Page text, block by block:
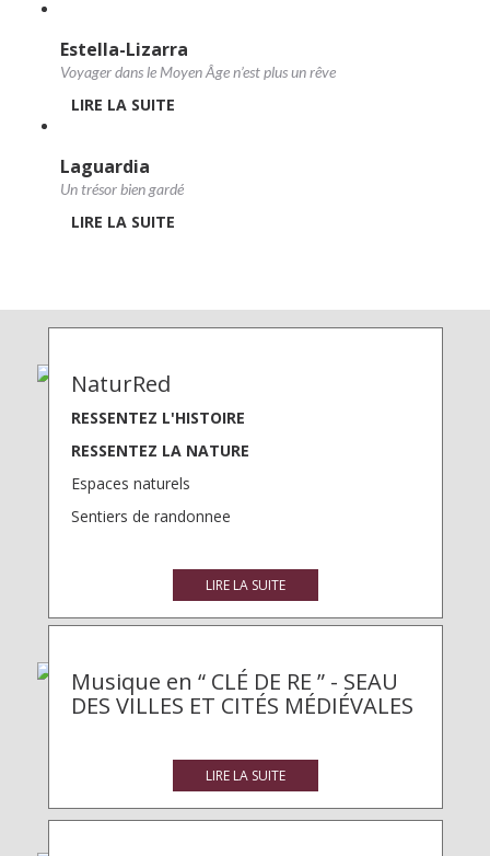
Estella-Lizarra
Voyager dans le Moyen Âge n’est plus un rêve
LIRE LA SUITE
Laguardia
Un trésor bien gardé
LIRE LA SUITE
NaturRed
RESSENTEZ L'HISTOIRE
RESSENTEZ LA NATURE
Espaces naturels
Sentiers de randonnee
LIRE LA SUITE
Musique en “ CLÉ DE RE ” - SEAU
DES VILLES ET CITÉS MÉDIÉVALES
LIRE LA SUITE